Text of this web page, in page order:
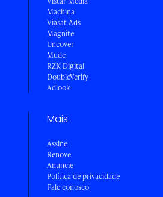
Machina
Viasat Ads
Magnite
Uncover
Mude
RZK Digital
DoubleVerify
Adlook
Mais
Assine
Renove
Anuncie
Política de privacidade
Fale conosco